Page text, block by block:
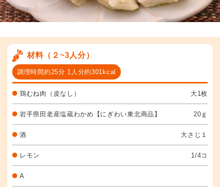
材料（２~3人分）
調理時間約25分 1人分約301kcal
鶏むね肉（皮なし） 大1枚
岩手県田老産塩蔵わかめ【にぎわい東北商品】 20ｇ
酒 大さじ１
レモン 1/4コ
A